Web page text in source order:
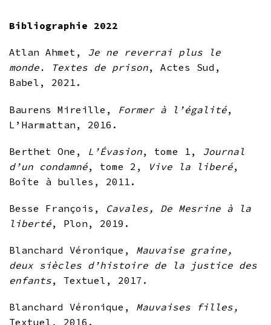
Bibliographie 2022
Atlan Ahmet, Je ne reverrai plus le
monde. Textes de prison, Actes Sud,
Babel, 2021.
Baurens Mireille, Former à l’égalité,
L’Harmattan, 2016.
Berthet One, L’Évasion, tome 1, Journal
d’un condamné, tome 2, Vive la liberé,
Boîte à bulles, 2011.
Besse François, Cavales, De Mesrine à la
liberté, Plon, 2019.
Blanchard Véronique, Mauvaise graine,
deux siècles d’histoire de la justice des
enfants, Textuel, 2017.
Blanchard Véronique, Mauvaises filles,
Textuel, 2016.